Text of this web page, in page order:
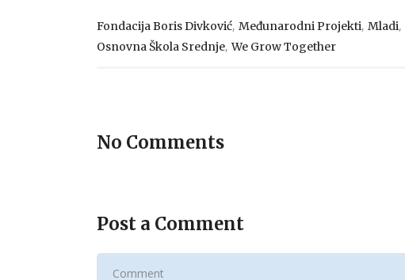
Fondacija Boris Divković, Međunarodni Projekti, Mladi,
Osnovna Škola Srednje,We Grow Together
No Comments
Post a Comment